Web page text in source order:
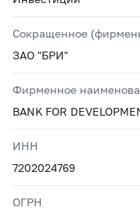
Сокращенное
ЗАО "БРИ"
Фирменное
BANK FOR
ИНН
7202024769
ОГРН